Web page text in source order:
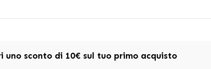
sconto di 10€ sul tuo primo acquisto